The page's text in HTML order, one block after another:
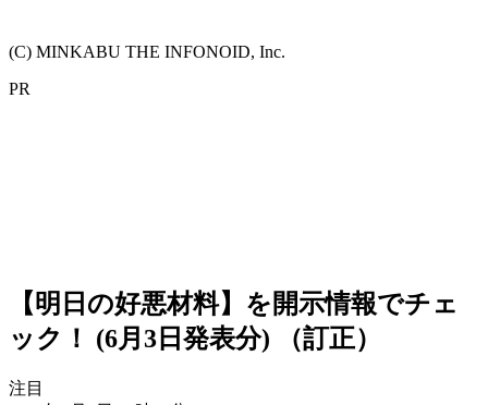
(C) MINKABU THE INFONOID, Inc.
PR
【明日の好悪材料】を開示情報でチェ
ック！ (6月3日発表分) （訂正）
注目